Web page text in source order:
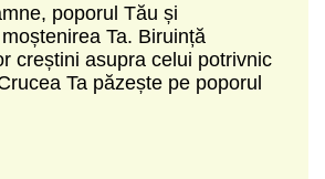
poporul Tău și
Ta. Biruință
creștini asupra celui potrivnic
Ta păzește pe poporul